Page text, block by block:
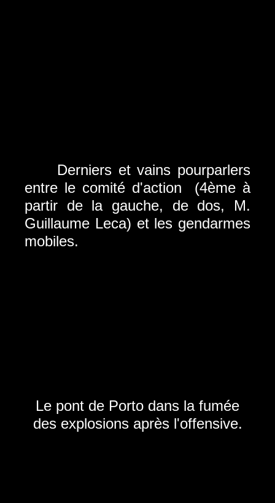
Derniers et vains pourparlers
entre le comité d'action (4ème à
partir de la gauche, de dos, M.
Guillaume Leca) et les gendarmes
mobiles.
Le pont de Porto dans la fumée
des explosions après l'offensive.